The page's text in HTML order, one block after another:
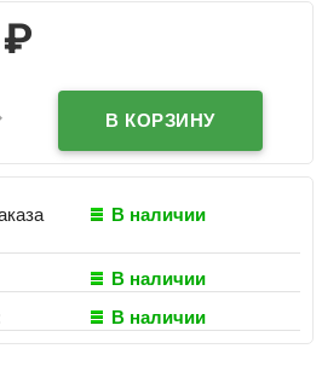
₽
В наличии
В наличии
В наличии